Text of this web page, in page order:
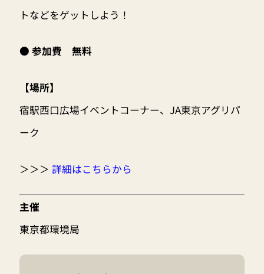
トなどをゲットしよう！
● 参加費 無料
【場所】
宿駅西口広場イベントコーナー、JA東京アグリパ
ーク
＞＞＞ 詳細はこちらから
主催
東京都環境局